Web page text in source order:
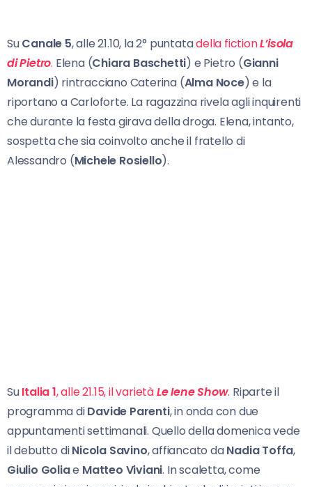
SuCanale 5, alle 21.10, la 2° puntatadella fictionL’isola
di Pietro. Elena (Chiara Baschetti) e Pietro (Gianni
Morandi) rintracciano Caterina (Alma Noce) e la
riportano a Carloforte. La ragazzina rivela agli inquirenti
che durante la festa girava della droga. Elena, intanto,
sospetta che sia coinvolto anche il fratello di
Alessandro (Michele Rosiello).
SuItalia 1, alle 21.15, il varietàLe Iene Show. Riparte il
programma diDavide Parenti, in onda con due
appuntamenti settimanali. Quello della domenica vede
il debutto diNicola Savino, affiancato daNadia Toffa,
Giulio Goliae Matteo Viviani. In scaletta, come